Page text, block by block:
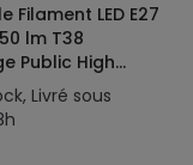
Filament LED E27
lm T38
Public High
210 lm/W Class
Livré sous